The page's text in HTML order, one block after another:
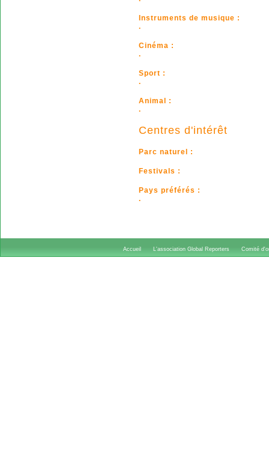
Instruments de musique :
.
Cinéma :
.
Sport :
.
Animal :
.
Centres d'intérêt
Parc naturel :
Festivals :
Pays préférés :
.
Accueil L'association Global Reporters Comité